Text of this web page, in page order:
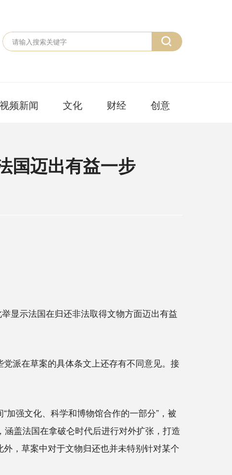
视频新闻 文化 财经 创意
国迈出有益一步
显示法国在归还非法取得文物方面迈出有益
派在草案的具体条文上还存有不同意见。接
强文化、科学和博物馆合作的一部分”，被
盖法国在拿破仑时代后进行对外扩张，打造
，草案中对于文物归还也并未特别针对某个